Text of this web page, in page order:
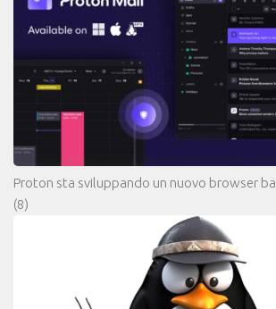
Proton sta sviluppando un nuovo browser
(8)